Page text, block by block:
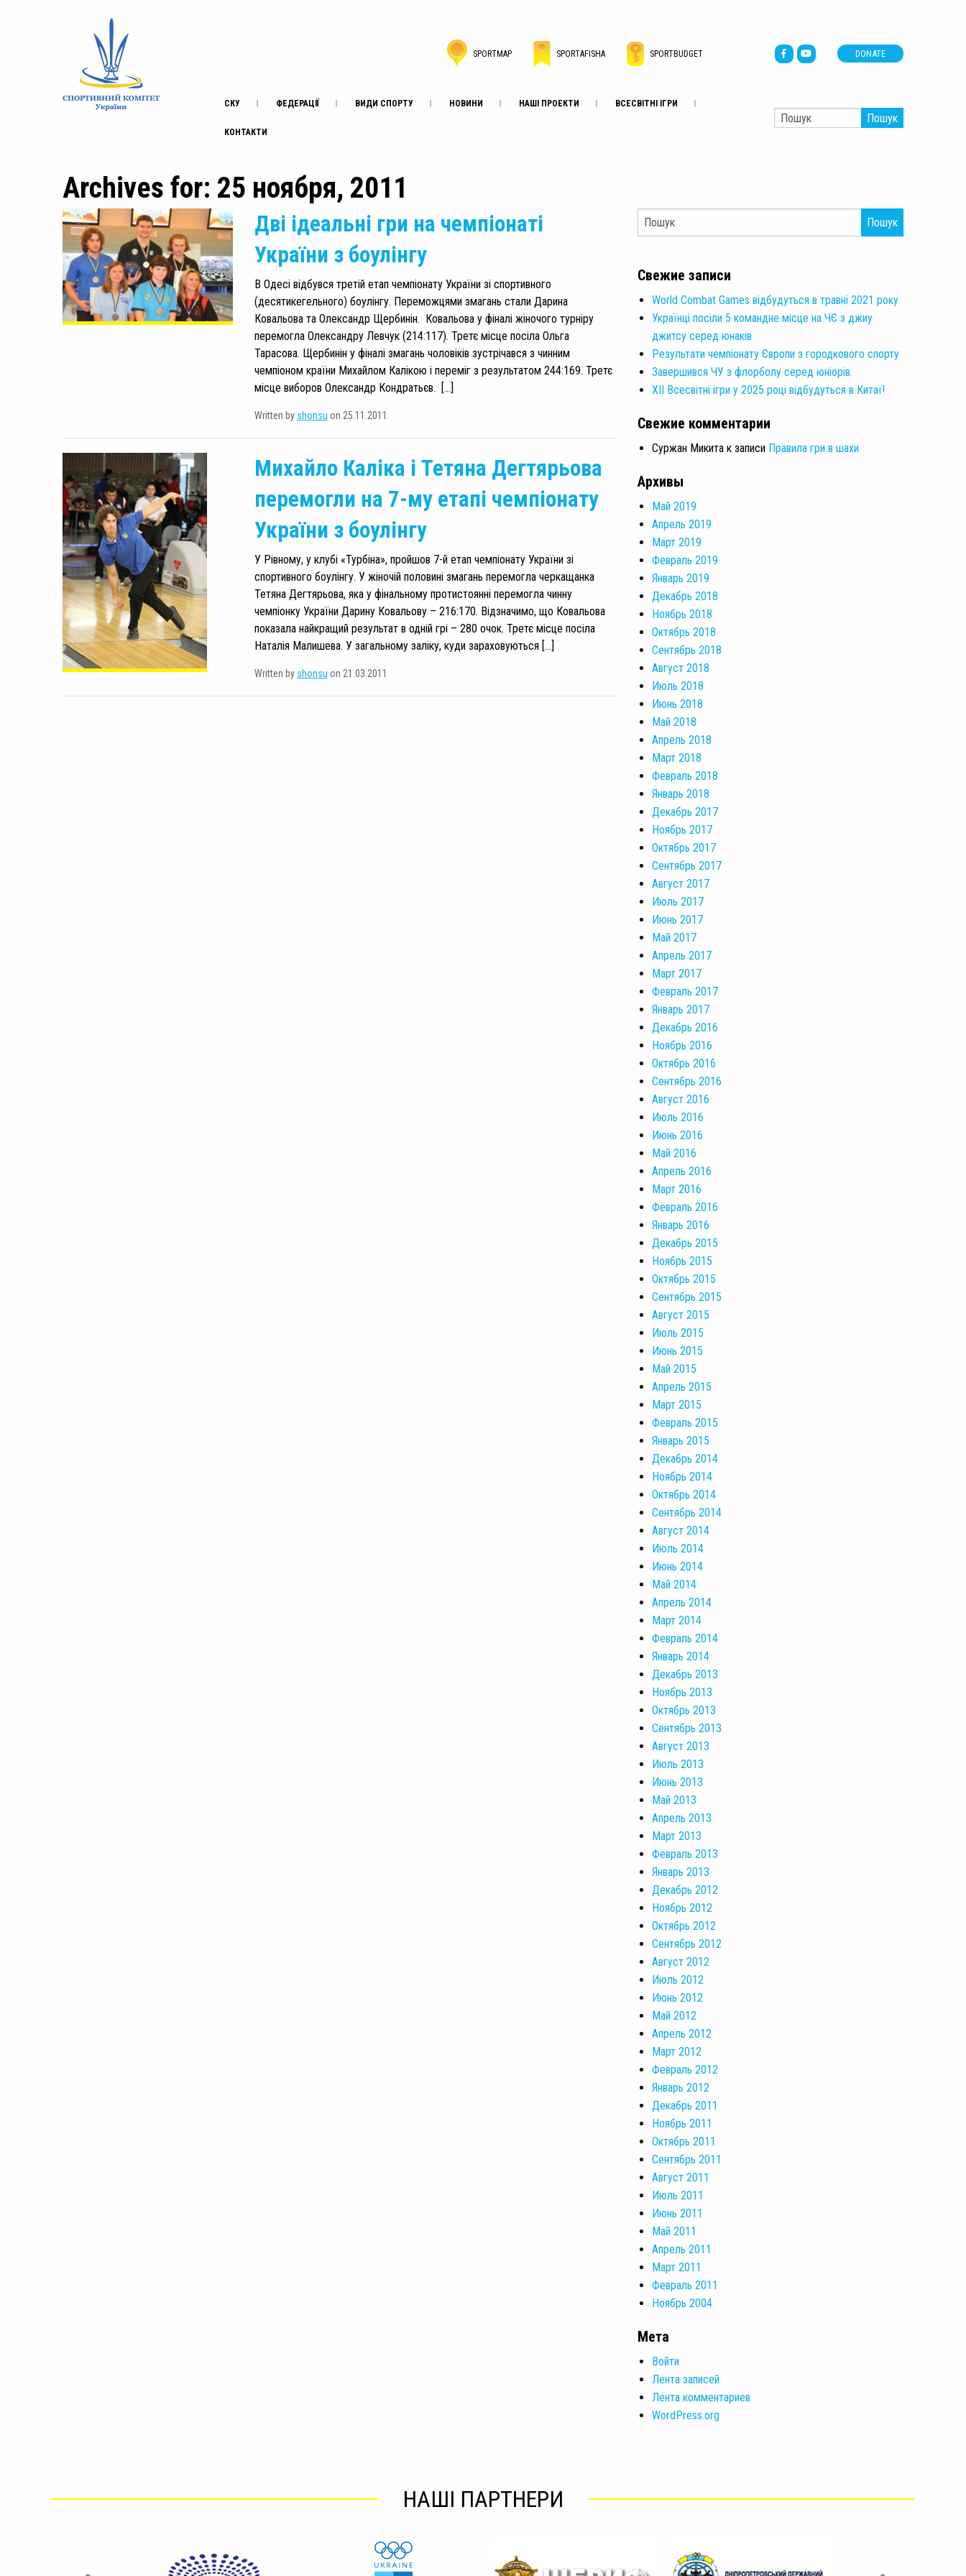
SPORTMAP SPORTAFISHA SPORTBUDGET DONATE
СКУ ФЕДЕРАЦІЇ ВИДИ СПОРТУ НОВИНИ НАШІ ПРОЕКТИ ВСЕСВІТНІ ІГРИ
КОНТАКТИ
Пошук
Archives for: 25 ноября, 2011
Дві ідеальні гри на чемпіонаті
України з боулінгу
В Одесі відбувся третій етап чемпіонату України зі спортивного
(десятикегельного) боулінгу. Переможцями змагань стали Дарина
Ковальова та Олександр Щербинін. Ковальова у фіналі жіночого турніру
перемогла Олександру Левчук (214:117). Третє місце посіла Ольга
Тарасова. Щербинін у фіналі змагань чоловіків зустрічався з чинним
чемпіоном країни Михайлом Калікою і переміг з результатом 244:169. Третє
місце виборов Олександр Кондратьєв. […]
Written by shonsu on 25.11.2011
Михайло Каліка і Тетяна Дегтярьова
перемогли на 7-му етапі чемпіонату
України з боулінгу
У Рівному, у клубі «Турбіна», пройшов 7-й етап чемпіонату України зі
спортивного боулінгу. У жіночій половині змагань перемогла черкащанка
Тетяна Дегтярьова, яка у фінальному протистоянні перемогла чинну
чемпіонку України Дарину Ковальову – 216:170. Відзначимо, що Ковальова
показала найкращий результат в одній грі – 280 очок. Третє місце посіла
Наталія Малишева. У загальному заліку, куди зараховуються […]
Written by shonsu on 21.03.2011
Пошук
Свежие записи
World Combat Games відбудуться в травні 2021 року
Українці посіли 5 командне місце на ЧЄ з джиу
джитсу серед юнаків
Результати чемпіонату Європи з городкового спорту
Завершився ЧУ з флорболу серед юніорів.
XII Всесвітні ігри у 2025 році відбудуться в Китаї!
Свежие комментарии
Суржан Микита к записи Правила гри в шахи
Архивы
Май 2019
Апрель 2019
Март 2019
Февраль 2019
Январь 2019
Декабрь 2018
Ноябрь 2018
Октябрь 2018
Сентябрь 2018
Август 2018
Июль 2018
Июнь 2018
Май 2018
Апрель 2018
Март 2018
Февраль 2018
Январь 2018
Декабрь 2017
Ноябрь 2017
Октябрь 2017
Сентябрь 2017
Август 2017
Июль 2017
Июнь 2017
Май 2017
Апрель 2017
Март 2017
Февраль 2017
Январь 2017
Декабрь 2016
Ноябрь 2016
Октябрь 2016
Сентябрь 2016
Август 2016
Июль 2016
Июнь 2016
Май 2016
Апрель 2016
Март 2016
Февраль 2016
Январь 2016
Декабрь 2015
Ноябрь 2015
Октябрь 2015
Сентябрь 2015
Август 2015
Июль 2015
Июнь 2015
Май 2015
Апрель 2015
Март 2015
Февраль 2015
Январь 2015
Декабрь 2014
Ноябрь 2014
Октябрь 2014
Сентябрь 2014
Август 2014
Июль 2014
Июнь 2014
Май 2014
Апрель 2014
Март 2014
Февраль 2014
Январь 2014
Декабрь 2013
Ноябрь 2013
Октябрь 2013
Сентябрь 2013
Август 2013
Июль 2013
Июнь 2013
Май 2013
Апрель 2013
Март 2013
Февраль 2013
Январь 2013
Декабрь 2012
Ноябрь 2012
Октябрь 2012
Сентябрь 2012
Август 2012
Июль 2012
Июнь 2012
Май 2012
Апрель 2012
Март 2012
Февраль 2012
Январь 2012
Декабрь 2011
Ноябрь 2011
Октябрь 2011
Сентябрь 2011
Август 2011
Июль 2011
Июнь 2011
Май 2011
Апрель 2011
Март 2011
Февраль 2011
Ноябрь 2004
Мета
Войти
Лента записей
Лента комментариев
WordPress.org
НАШІ ПАРТНЕРИ